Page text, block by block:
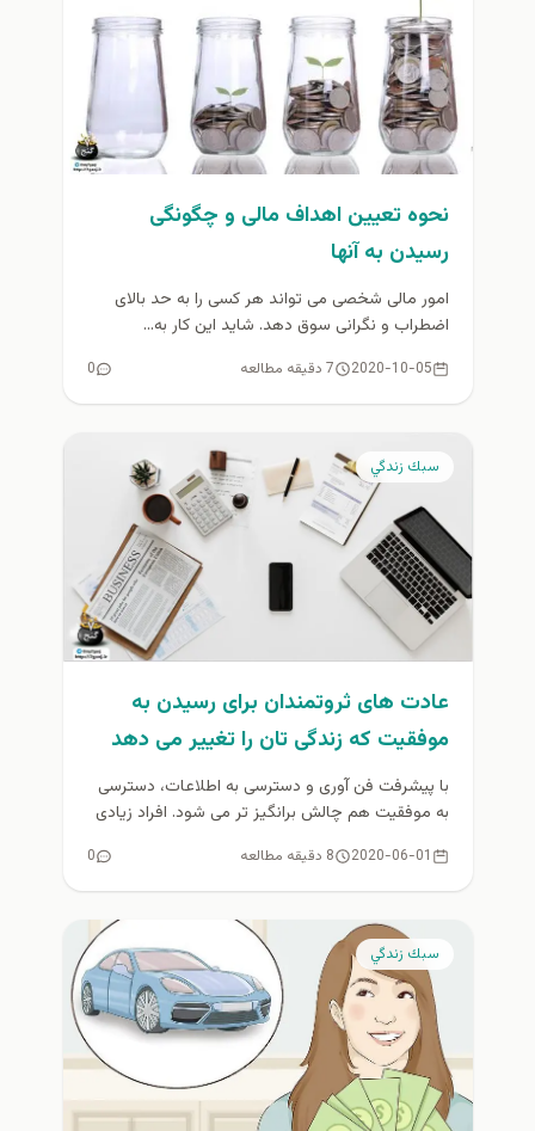
نحوه تعیین اهداف مالی و چگونگی
رسیدن به آنها
امور مالی شخصی می تواند هر کسی را به حد بالای
اضطراب و نگرانی سوق دهد. شاید این کار به...
2020-10-05 7 دقیقه مطالعه 0
سبك زندگي
عادت های ثروتمندان برای رسیدن به
موفقیت که زندگی تان را تغییر می دهد
با پیشرفت فن آوری و دسترسی به اطلاعات، دسترسی
به موفقیت هم چالش برانگیز تر می شود. افراد زیادی
2020-06-01 8 دقیقه مطالعه 0
سبك زندگي